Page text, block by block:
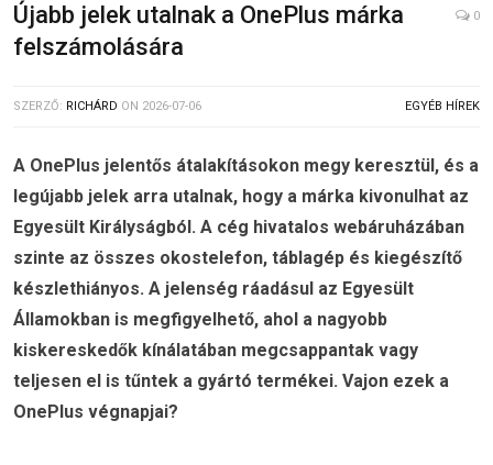
Újabb jelek utalnak a OnePlus márka
felszámolására
0
SZERZŐ: RICHÁRD ON 2026-07-06 EGYÉB HÍREK
A OnePlus jelentős átalakításokon megy keresztül, és a
legújabb jelek arra utalnak, hogy a márka kivonulhat az
Egyesült Királyságból. A cég hivatalos webáruházában
szinte az összes okostelefon, táblagép és kiegészítő
készlethiányos. A jelenség ráadásul az Egyesült
Államokban is megfigyelhető, ahol a nagyobb
kiskereskedők kínálatában megcsappantak vagy
teljesen el is tűntek a gyártó termékei. Vajon ezek a
OnePlus végnapjai?